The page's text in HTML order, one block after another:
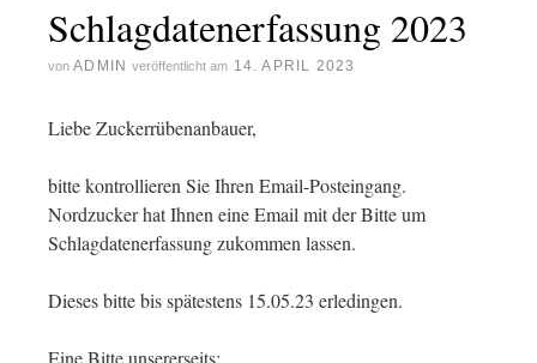
Schlagdatenerfassung 2023
von ADMIN veröffentlicht am 14. APRIL 2023
Liebe Zuckerrübenanbauer,
bitte kontrollieren Sie Ihren Email-Posteingang.
Nordzucker hat Ihnen eine Email mit der Bitte um
Schlagdatenerfassung zukommen lassen.
Dieses bitte bis spätestens 15.05.23 erledingen.
Eine Bitte unsererseits: